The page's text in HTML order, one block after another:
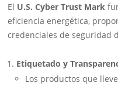
El U.S. Cyber Trust Mark
eficiencia energética,
credenciales de seguridad
Etiquetado y
Los productos que